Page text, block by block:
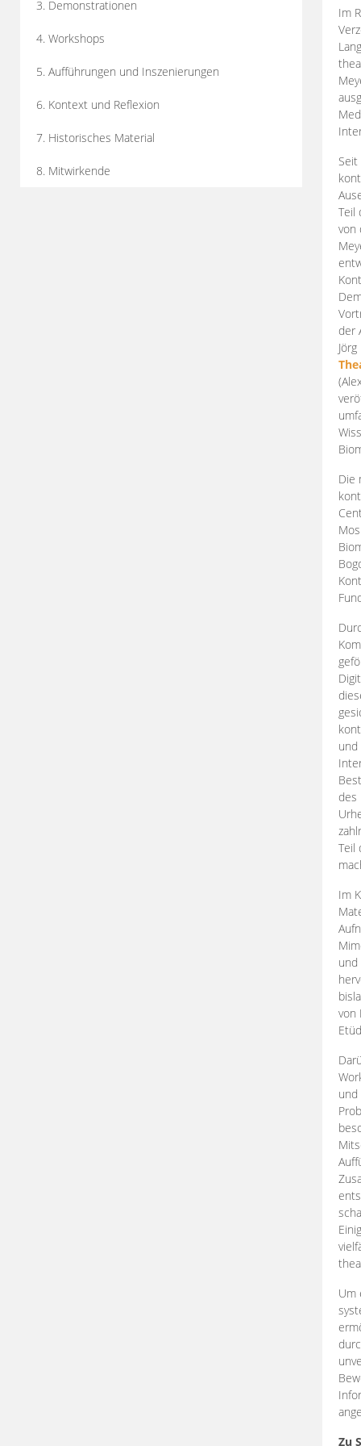
3. Demonstrationen
4. Workshops
5. Aufführungen und Inszenierungen
6. Kontext und Reflexion
7. Historisches Material
8. Mitwirkende
Im
Teil
von
der
Die
des
Teil
Im
und
von
und
Um
Zu